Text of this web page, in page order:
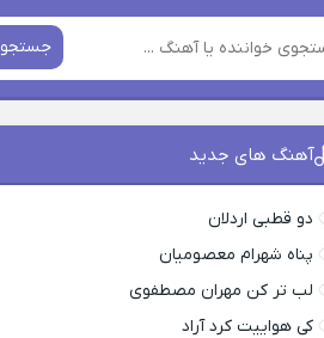
جستجو
آهنگ های جدید
دو قطبی اردلان
پناه شهرام معصومیان
لب تر کن مهران مصطفوی
کی هواییت کرد آراد